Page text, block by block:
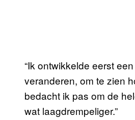
“Ik ontwikkelde eerst
veranderen, om te zien
bedacht ik pas om de
wat laagdrempeliger.”